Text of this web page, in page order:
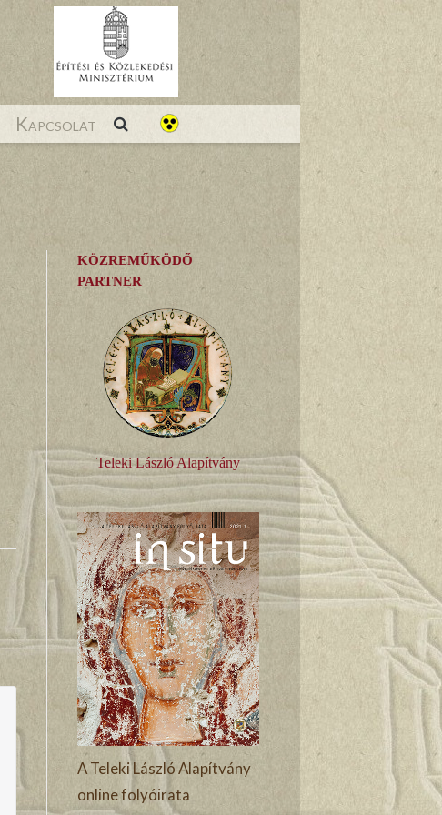
Kapcsolat
KÖZREMŰKÖDŐ
PARTNER
Teleki László Alapítvány
A Teleki László Alapítvány
online folyóirata